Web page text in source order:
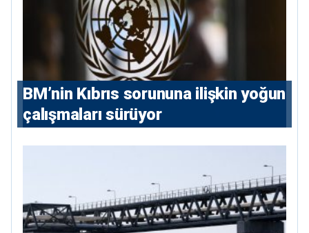
BM’nin Kıbrıs sorununa ilişkin yoğun
çalışmaları sürüyor